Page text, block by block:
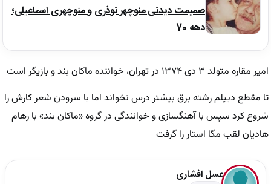
صمیمت دیدنی منوچهر نوذری و منوچهری اسماعیلی؛
دهه 70
امیر مقاره متولد ۳ دی ۱۳۷۴ در تهران، خواننده ماکان بند و بازیگر است
تا مقطع دیپلم رشته برق بیشتر درس نخواند اما با سرودن شعر کارش را
شروع کرد سپس با آهنگسازی و خوانندگی در گروه «ماکان بند» با رهام
هادیان لقب مگا استار را گرفت
عسل افشاری